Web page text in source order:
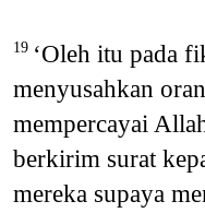
19 ‘Oleh itu pada
menyusahkan
mempercayai
berkirim surat
mereka supaya